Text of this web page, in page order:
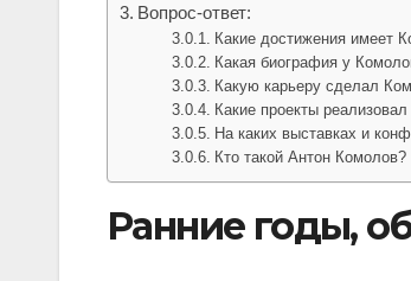
Вопрос-ответ:
Какие достижения имеет
Какая биография у
Какую карьеру сделал
Какие проекты
На каких выставках и
Кто такой Антон Комолов?
Ранние годы,